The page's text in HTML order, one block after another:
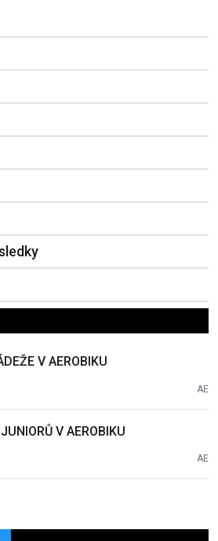
V AEROBIKU
AE
V AEROBIKU
AE